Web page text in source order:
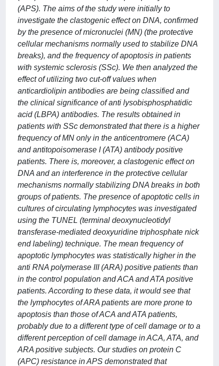
(APS). The aims of the study were initially to
investigate the clastogenic effect on DNA, confirmed
by the presence of micronuclei (MN) (the protective
cellular mechanisms normally used to stabilize DNA
breaks), and the frequency of apoptosis in patients
with systemic sclerosis (SSc). We then analyzed the
effect of utilizing two cut-off values when
anticardiolipin antibodies are being classified and
the clinical significance of anti lysobisphosphatidic
acid (LBPA) antibodies. The results obtained in
patients with SSc demonstrated that there is a higher
frequency of MN only in the anticentromere (ACA)
and antitopoisomerase I (ATA) antibody positive
patients. There is, moreover, a clastogenic effect on
DNA and an interference in the protective cellular
mechanisms normally stabilizing DNA breaks in both
groups of patients. The presence of apoptotic cells in
cultures of circulating lymphocytes was investigated
using the TUNEL (terminal deoxynucleotidyl
transferase-mediated deoxyuridine triphosphate nick
end labeling) technique. The mean frequency of
apoptotic lymphocytes was statistically higher in the
anti RNA polymerase III (ARA) positive patients than
in the control population and ACA and ATA positive
patients. According to these data, it would see that
the lymphocytes of ARA patients are more prone to
apoptosis than those of ACA and ATA patients,
probably due to a different type of cell damage or to a
different perception of cell damage in ACA, ATA, and
ARA positive subjects. Our studies on protein C
(APC) resistance in APS demonstrated that